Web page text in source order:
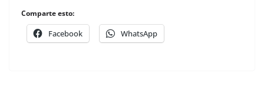
Comparte esto:
Facebook WhatsApp